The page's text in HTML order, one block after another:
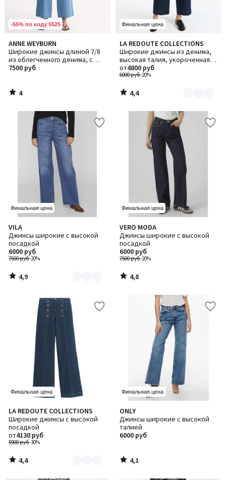
-55% по коду 5525
ANNE WEYBURN
Широкие джинсы длиной 7/8
из облегченного денима, с
поясом
7500 руб
4
/
5
4
/
Финальная цена
LA REDOUTE COLLECTIONS
Широкие джинсы из денима,
высокая талия, укороченная
форма
6000 руб-20%
от4800 руб
4,4
/ 5
Количество
цветов:
3
4,4
/
Финальная цена
VILA
Джинсы широкие с высокой
посадкой
7500 руб-20%
6000 руб
4,9
/ 5
Количество
цветов:
2
4,9
/
Финальная цена
VERO MODA
Джинсы широкие с высокой
посадкой
7500 руб-20%
6000 руб
4,8
/ 5
4,8
/
Финальная цена
LA REDOUTE COLLECTIONS
Широкие джинсы с высокой
посадкой
5900 руб-30%
от4130 руб
4,4
/ 5
Количество
цветов:
3
4,4
/
Финальная цена
ONLY
Джинсы широкие с высокой
талией
6000 руб
4,1
/ 5
4,1
/